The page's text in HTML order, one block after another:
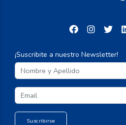
¡Suscribite a nuestro Newsletter!